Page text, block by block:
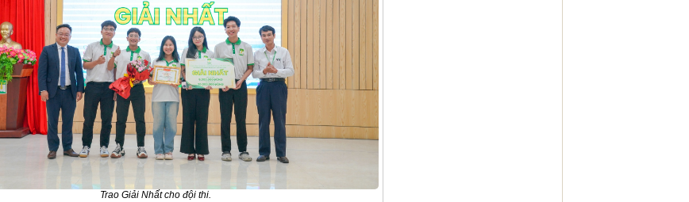
Trao Giải Nhất cho đội thi.